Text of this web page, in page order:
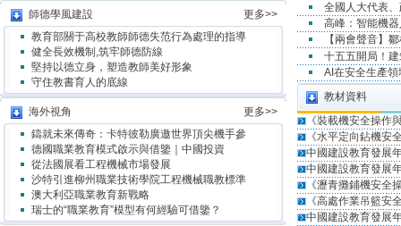
師德學風建設
更多>>
教育部關于高校教師師德失范行為處理的指導
健全長效機制,筑牢師德防線
堅持以德立身，塑造教師美好形象
守住教書育人的底線
海外視角
更多>>
鑄就未來傳奇：卡特彼勒廣邀世界頂尖機手參
德國職業教育模式啟示與借鑒｜中國投資
從法國展看工程機械市場發展
沙特引進柳州職業技術學院工程機械職教標準
澳大利亞職業教育新戰略
瑞士的“職業教育”模型有何經驗可借鑒？
全國人大代表
高峰：智能機
【兩會聲音】
十五五開局！
AI在安全生產
教材資料
《裝載機安全操作
《水平定向鉆機安
中國建設教育發展
中國建設教育發展
《瀝青攤鋪機安全
《高處作業吊籃安
中國建設教育發展